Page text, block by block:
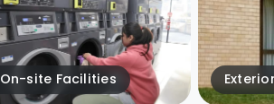
Exterior
On-site Facilities